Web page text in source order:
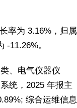
率为 3.16%，归属
-11.26%。
、电气仪器仪
统，2025 年报主
综合运维信息